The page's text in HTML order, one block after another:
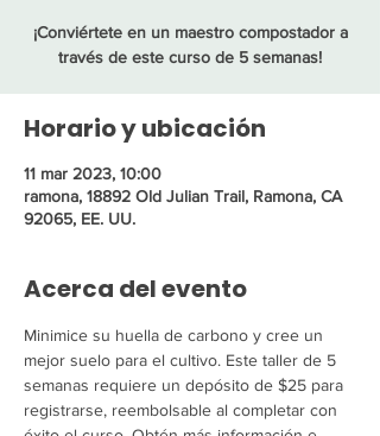
¡Conviértete en un maestro compostador a
través de este curso de 5 semanas!
Horario y ubicación
11 mar 2023, 10:00
ramona, 18892 Old Julian Trail, Ramona, CA
92065, EE. UU.
Acerca del evento
Minimice su huella de carbono y cree un
mejor suelo para el cultivo. Este taller de 5
semanas requiere un depósito de $25 para
registrarse, reembolsable al completar con